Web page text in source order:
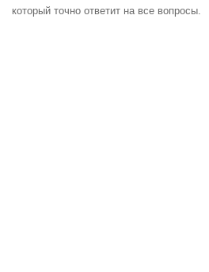
который точно ответит на все вопросы.